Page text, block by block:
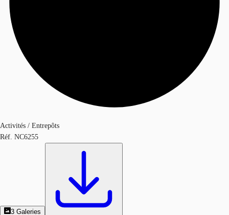
Activités / Entrepôts
Réf. NC6255
3 Galeries